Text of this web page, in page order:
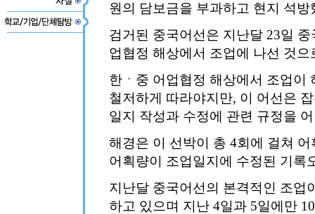
원의 담보금을 부과하고 현지 석방
검거된 중국어선은 지난달 23일
업협정 해상에서 조업에 나선 것으
한ㆍ중 어업협정 해상에서 조업이
철저하게 따라야지만, 이 어선은
일지 작성과 수정에 관련 규정을
해경은 이 선박이 총 4회에 걸쳐
어획량이 조업일지에 수정된 기록
지난달 중국어선의 본격적인 조업
하고 있으며 지난 4일과 5일에만